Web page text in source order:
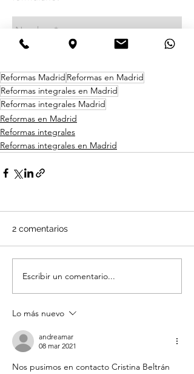
Reformas Madrid Reformas en Madrid
Reformas integrales en Madrid
Reformas integrales Madrid
Reformas en Madrid
Reformas integrales
Reformas integrales en Madrid
2 comentarios
Escribir un comentario...
Lo más nuevo
andreamar
08 mar 2021
Nos pusimos en contacto Cristina Beltrán